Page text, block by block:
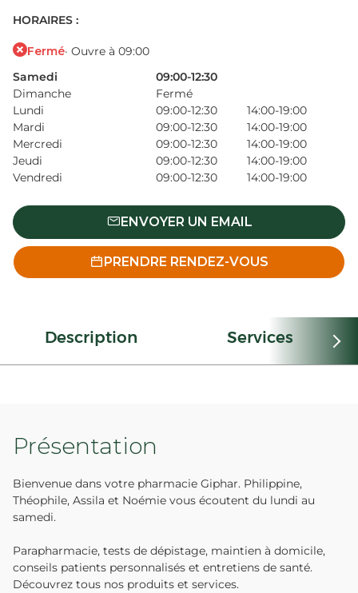
HORAIRES :
Fermé· Ouvre à 09:00
Samedi
09:00-12:30
Dimanche
Fermé
Lundi
09:00-12:30
14:00-19:00
Mardi
09:00-12:30
14:00-19:00
Mercredi
09:00-12:30
14:00-19:00
Jeudi
09:00-12:30
14:00-19:00
Vendredi
09:00-12:30 14:00-19:00
ENVOYER UN EMAIL
PRENDRE RENDEZ-VOUS
Description Services
Présentation
Bienvenue dans votre pharmacie Giphar. Philippine,
Théophile, Assila et Noémie vous écoutent du lundi au
samedi.
Parapharmacie, tests de dépistage, maintien à domicile,
conseils patients personnalisés et entretiens de santé.
Découvrez tous nos produits et services.